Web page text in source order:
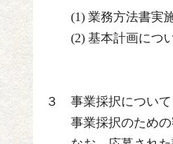
(1) 業務方法書実施
(2) 基本計画につい
３ 事業採択について
事業採択のための